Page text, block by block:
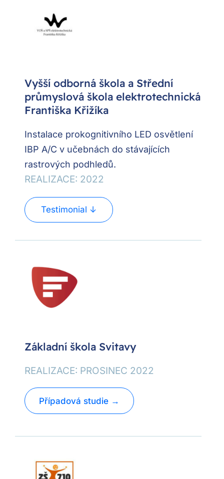
Vyšší odborná škola a Střední
průmyslová škola elektrotechnická
Františka Křižíka
Instalace prokognitivního LED osvětlení
IBP A/C v učebnách do stávajících
rastrových podhledů.
REALIZACE: 2022
Testimonial ↓
Základní škola Svitavy
REALIZACE: PROSINEC 2022
Případová studie →